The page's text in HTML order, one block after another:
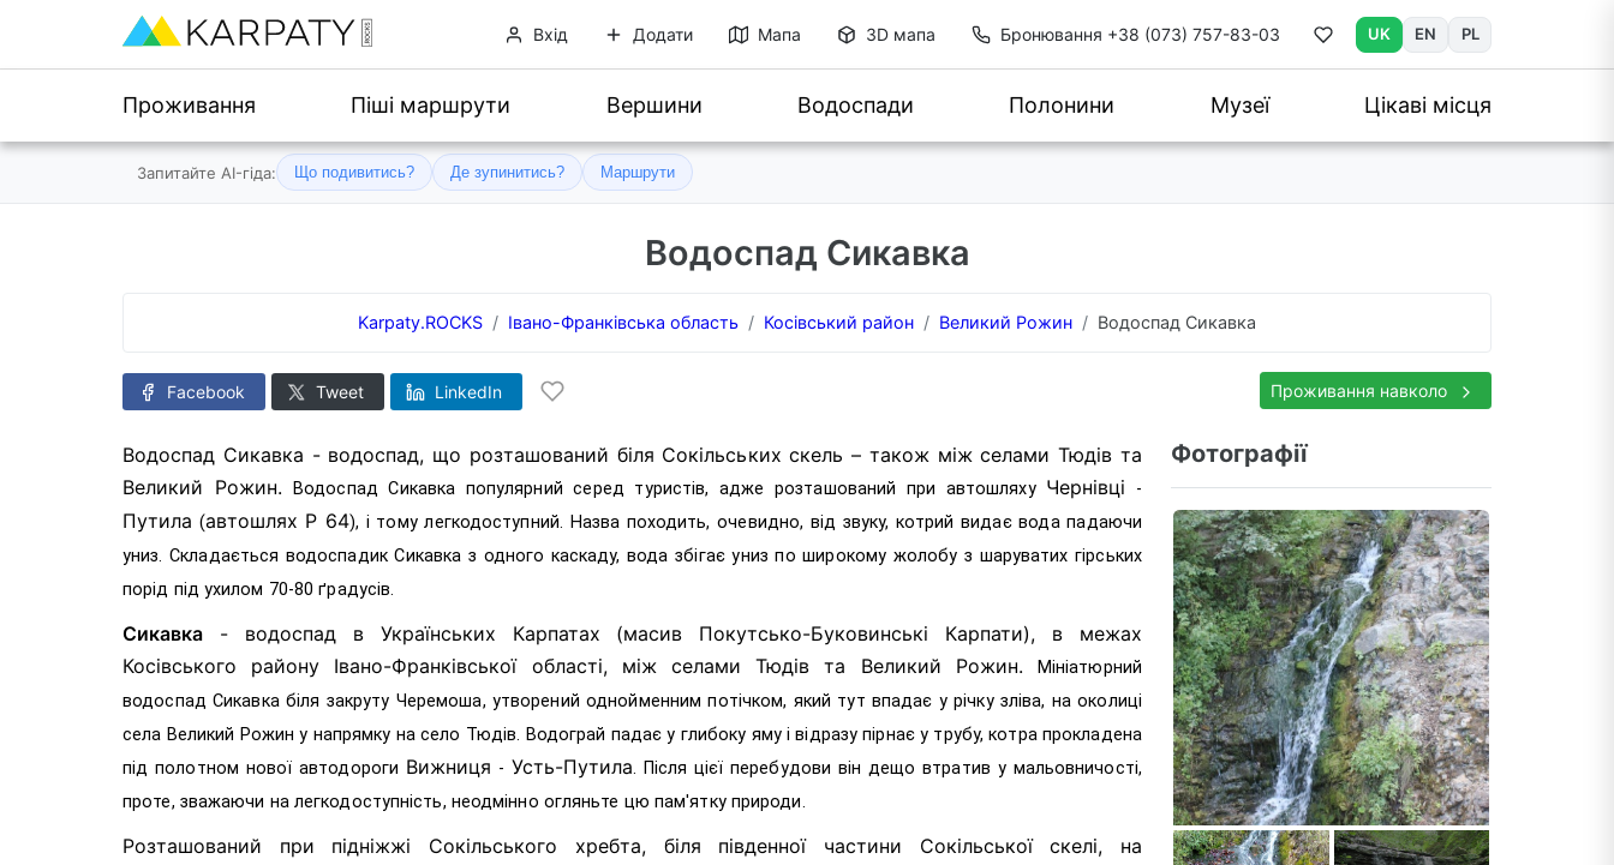
Вхід Додати Мапа 3D мапа Бронювання +38 (073) 757-83-03 UK EN PL
Проживання Піші маршрути Вершини Водоспади Полонини Музеї Цікаві місця
Запитайте AI-гіда: Що подивитись? Де зупинитись? Маршрути
Водоспад Сикавка
Karpaty.ROCKS Івано-Франківська область Косівський район Великий Рожин Водоспад Сикавка
Facebook Tweet LinkedIn Проживання навколо
Водоспад Сикавка - водоспад, що розташований біля Сокільських скель – також між селами Тюдів та
Великий Рожин.Водоспад Сикавка популярний серед туристів, адже розташований при автошляху Чернівці -
Путила (автошлях Р 64), і тому легкодоступний. Назва походить, очевидно, від звуку, котрий видає вода падаючи
униз. Складається водоспадик Сикавка з одного каскаду, вода збігає униз по широкому жолобу з шаруватих гірських
порід під ухилом 70-80 ґрадусів.
Сикавка - водоспад в Українських Карпатах (масив Покутсько-Буковинські Карпати), в межах
Косівського району Івано-Франківської області, між селами Тюдів та Великий Рожин. Мініатюрний
водоспад Сикавкабіля закруту Черемоша, утворений однойменним потічком, який тут впадає у річку зліва, на околиці
села Великий Рожин у напрямку на село Тюдів. Водограй падає у глибоку яму і відразу пірнає у трубу, котра прокладена
під полотном нової автодороги Вижниця - Усть-Путила. Після цієї перебудови він дещо втратив у мальовничості,
проте, зважаючи на легкодоступність, неодмінно огляньте цю пам'ятку природи.
Розташований при підніжжі Сокільського хребта, біля південної частини Сокільської скелі, на
Фотографії